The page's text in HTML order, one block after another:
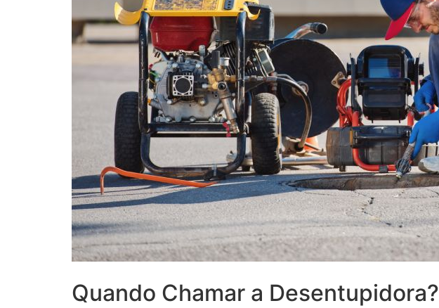
Quando Chamar a Desentupidora?